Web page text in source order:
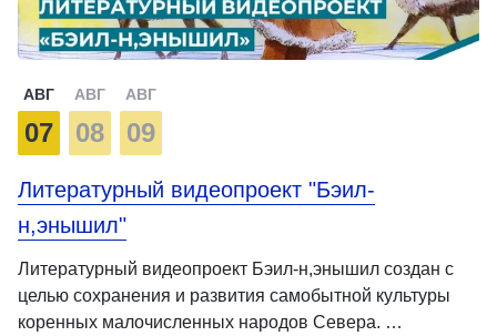
АВГ
07
АВГ
08
АВГ
09
Литературный видеопроект "Бэил-
н,энышил"
Литературный видеопроект Бэил-н,энышил создан с
целью сохранения и развития самобытной культуры
коренных малочисленных народов Севера. …